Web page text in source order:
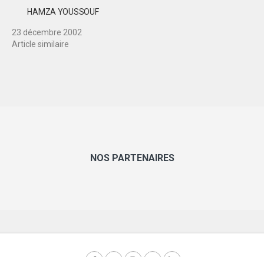
HAMZA YOUSSOUF
23 décembre 2002
Article similaire
NOS PARTENAIRES